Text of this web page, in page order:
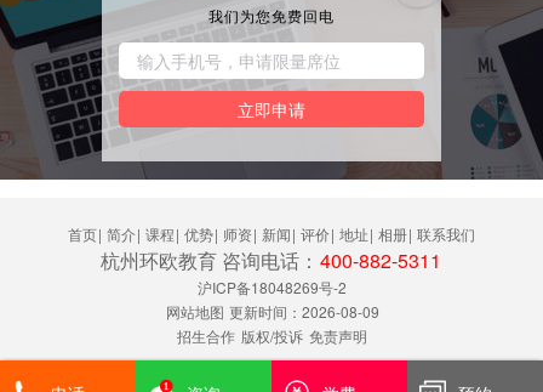
我们为您免费回电
立即申请
首页| 简介| 课程| 优势| 师资| 新闻| 评价| 地址| 相册| 联系我们
杭州环欧教育 咨询电话： 400-882-5311
沪ICP备18048269号-2
网站地图 更新时间：2026-08-09
招生合作 版权/投诉 免责声明